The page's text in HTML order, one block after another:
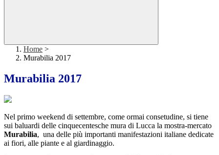
Home >
Murabilia 2017
Murabilia 2017
Nel primo weekend di settembre, come ormai consetudine, si tiene
sui baluardi delle cinquecentesche mura di Lucca la mostra-mercato
Murabilia, una delle più importanti manifestazioni italiane dedicate
ai fiori, alle piante e al giardinaggio.